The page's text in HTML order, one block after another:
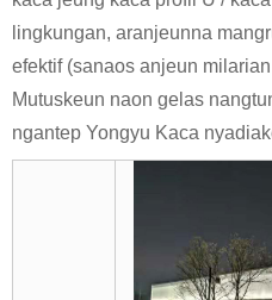
lingkungan, aranjeunna
efektif (sanaos anjeun
Mutuskeun naon gelas
ngantep Yongyu Kaca